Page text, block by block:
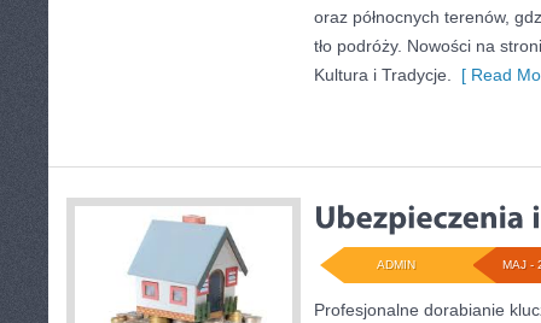
oraz północnych terenów,
tło podróży. Nowości na
Kultura i Tradycje.
[ Read
MAJ -
ADMIN
Profesjonalne dorabianie